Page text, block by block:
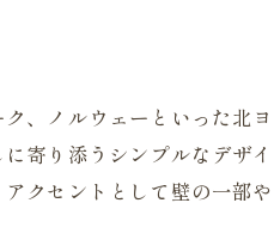
、ノルウェーといった北
寄り添うシンプルなデザ
クセントとして壁の一部